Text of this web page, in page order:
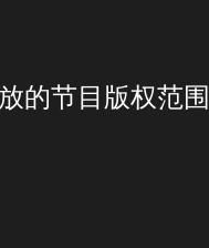
的节目版权范围
亮度